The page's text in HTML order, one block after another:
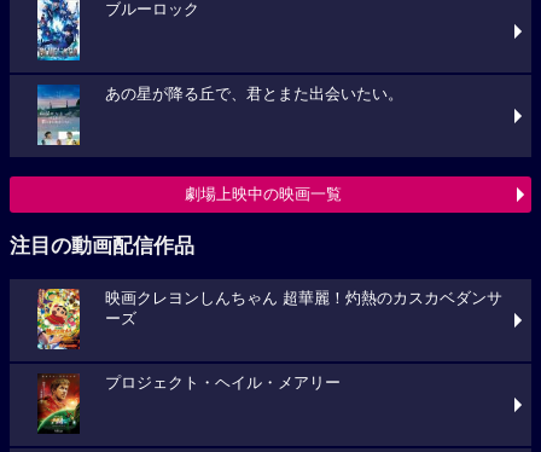
ブルーロック
あの星が降る丘で、君とまた出会いたい。
劇場上映中の映画一覧
注目の動画配信作品
映画クレヨンしんちゃん 超華麗！灼熱のカスカベダンサ
ーズ
プロジェクト・ヘイル・メアリー